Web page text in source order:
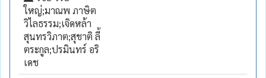
ใหญ่;มาณพ ภาษิต
วิไลธรรม;เจิดหล้า
สุนทรวิภาต;สุชาติ ลี้
ตระกูล;ปรมินทร์ อริ
เดช